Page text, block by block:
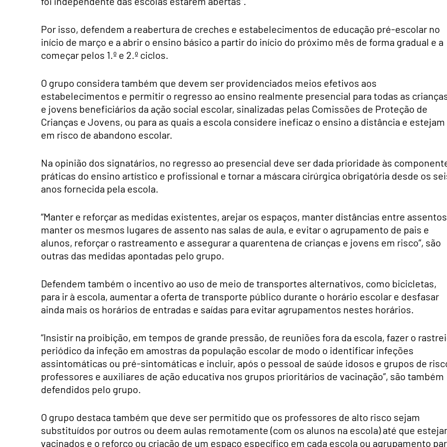
Por isso, defendem a reabertura de creches e estabelecimentos de educação pré-escolar no
início de março e a abrir o ensino básico a partir do início do próximo mês de forma gradual e a
começar pelos 1.º e 2.º ciclos.
O grupo considera também que devem ser providenciados meios efetivos aos
estabelecimentos e permitir o regresso ao ensino realmente presencial para todas as
e jovens beneficiários da ação social escolar, sinalizadas pelas Comissões de Proteção de
Crianças e Jovens, ou para as quais a escola considere ineficaz o ensino a distância e estejam
em risco de abandono escolar.
Na opinião dos signatários, no regresso ao presencial deve ser dada prioridade às
práticas do ensino artístico e profissional e tornar a máscara cirúrgica obrigatória desde os
anos fornecida pela escola.
“Manter e reforçar as medidas existentes, arejar os espaços, manter distâncias entre
manter os mesmos lugares de assento nas salas de aula, e evitar o agrupamento de pais e
alunos, reforçar o rastreamento e assegurar a quarentena de crianças e jovens em risco”, são
outras das medidas apontadas pelo grupo.
Defendem também o incentivo ao uso de meio de transportes alternativos, como bicicletas,
para ir à escola, aumentar a oferta de transporte público durante o horário escolar e desfasar
ainda mais os horários de entradas e saídas para evitar agrupamentos nestes horários.
“Insistir na proibição, em tempos de grande pressão, de reuniões fora da escola, fazer o
periódico da infeção em amostras da população escolar de modo o identificar infeções
assintomáticas ou pré-sintomáticas e incluir, após o pessoal de saúde idosos e grupos de
professores e auxiliares de ação educativa nos grupos prioritários de vacinação”, são também
defendidos pelo grupo.
O grupo destaca também que deve ser permitido que os professores de alto risco sejam
substituídos por outros ou deem aulas remotamente (com os alunos na escola) até que
vacinados e o reforço ou criação de um espaço específico em cada escola ou agrupamento